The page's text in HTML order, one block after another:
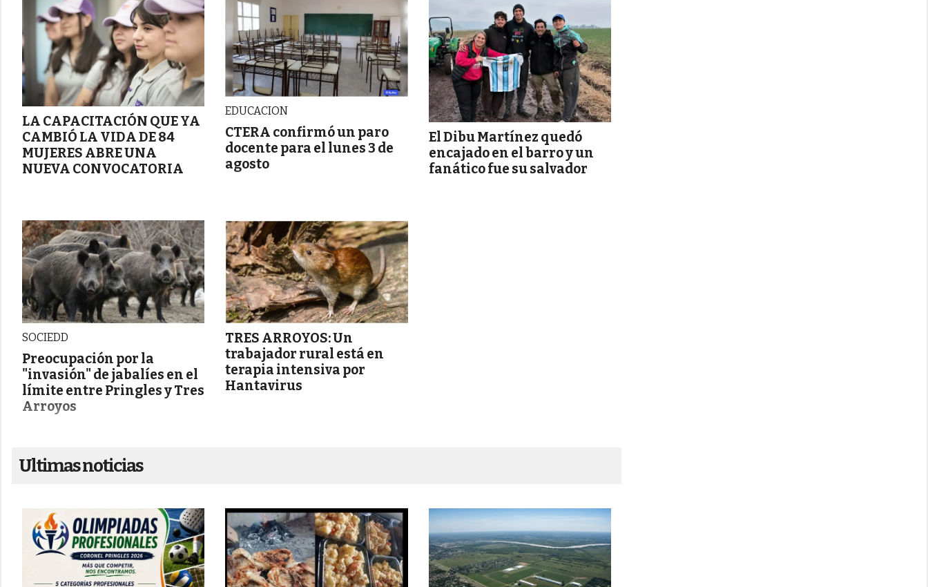
LA CAPACITACIÓN QUE YA
CAMBIÓ LA VIDA DE 84
MUJERES ABRE UNA
NUEVA CONVOCATORIA
EDUCACION
CTERA confirmó un paro
docente para el lunes 3 de
agosto
El Dibu Martínez quedó
encajado en el barro y un
fanático fue su salvador
SOCIEDD
Preocupación por la
"invasión" de jabalíes en el
límite entre Pringles y Tres
Arroyos
TRES ARROYOS: Un
trabajador rural está en
terapia intensiva por
Hantavirus
Ultimas noticias